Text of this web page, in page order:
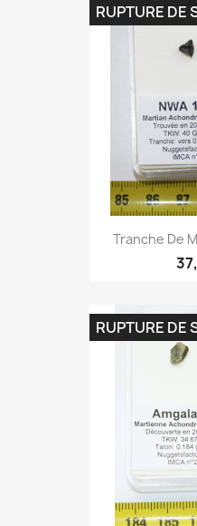
Tranche De
RUPTURE DE
RUPTURE DE